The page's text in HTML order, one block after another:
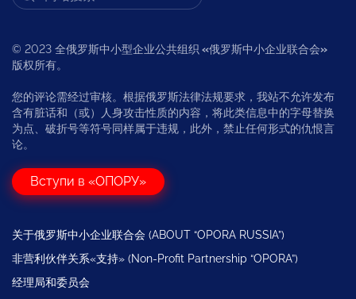
© 2023 全俄罗斯中小型企业公共组织 «俄罗斯中小企业联合会»
版权所有。
您的评论需经过审核。根据俄罗斯法律法规要求，我站不允许发布
含有脏话和（或）人身攻击性质的内容，将此类信息中的字母替换
为点、破折号等符号同样属于违规，此外，禁止任何形式的仇恨言
论。
Вступи в «ОПОРУ»
关于俄罗斯中小企业联合会 (ABOUT “OPORA RUSSIA”)
非营利伙伴关系«支持» (Non-Profit Partnership “OPORA”)
经理局和委员会